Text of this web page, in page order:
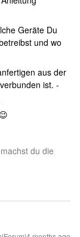
Geräte Du
und wo
aus der
ist. -
du die